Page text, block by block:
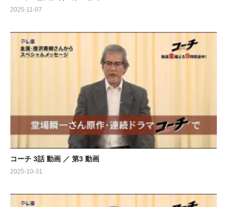
2025-11-07
コーチ 3話 動画 ／ 第3 動画
2025-10-31